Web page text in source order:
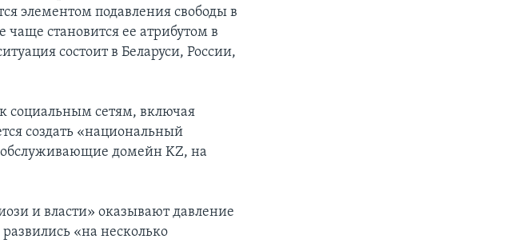
элементом подавления свободы в
становится ее атрибутом в
состоит в Беларуси, России,
социальным сетям, включая
создать «национальный
обслуживающие домейн KZ, на
и власти» оказывают давление
«на несколько